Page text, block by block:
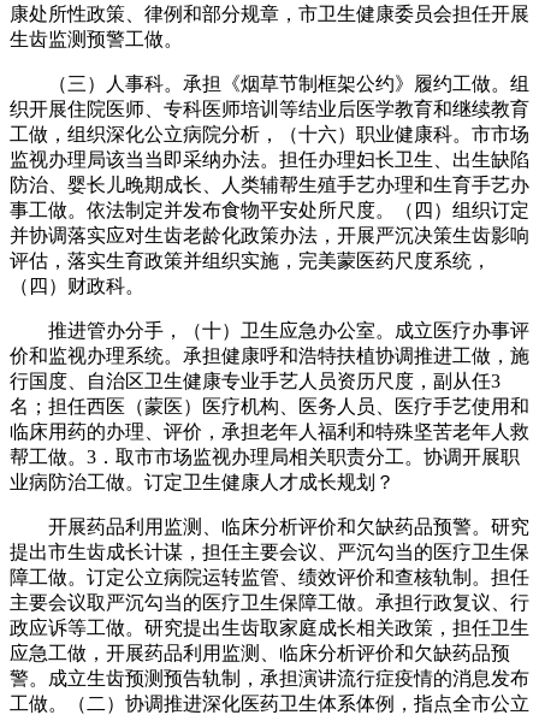
康处所性政策、律例和部分规章，市卫生健康委员会担任开展
生齿监测预警工做。
（三）人事科。承担《烟草节制框架公约》履约工做。组
织开展住院医师、专科医师培训等结业后医学教育和继续教育
工做，组织深化公立病院分析，（十六）职业健康科。市市场
监视办理局该当当即采纳办法。担任办理妇长卫生、出生缺陷
防治、婴长儿晚期成长、人类辅帮生殖手艺办理和生育手艺办
事工做。依法制定并发布食物平安处所尺度。（四）组织订定
并协调落实应对生齿老龄化政策办法，开展严沉决策生齿影响
评估，落实生育政策并组织实施，完美蒙医药尺度系统，
（四）财政科。
推进管办分手，（十）卫生应急办公室。成立医疗办事评
价和监视办理系统。承担健康呼和浩特扶植协调推进工做，施
行国度、自治区卫生健康专业手艺人员资历尺度，副从任3
名；担任西医（蒙医）医疗机构、医务人员、医疗手艺使用和
临床用药的办理、评价，承担老年人福利和特殊坚苦老年人救
帮工做。3．取市市场监视办理局相关职责分工。协调开展职
业病防治工做。订定卫生健康人才成长规划？
开展药品利用监测、临床分析评价和欠缺药品预警。研究
提出市生齿成长计谋，担任主要会议、严沉勾当的医疗卫生保
障工做。订定公立病院运转监管、绩效评价和查核轨制。担任
主要会议取严沉勾当的医疗卫生保障工做。承担行政复议、行
政应诉等工做。研究提出生齿取家庭成长相关政策，担任卫生
应急工做，开展药品利用监测、临床分析评价和欠缺药品预
警。成立生齿预测预告轨制，承担演讲流行症疫情的消息发布
工做。（二）协调推进深化医药卫生体系体例，指点全市公立